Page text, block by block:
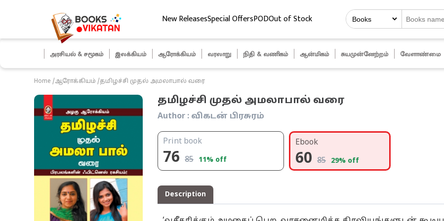
New ReleasesSpecial OffersPODOut of Stock
அரசியல் & சமூகம் இலக்கியம் ஆரோக்கியம் வரலாறு நிதி & வணிகம் ஆன்மிகம் சுயமுன்னேற்றம் வேளாண்மை
Home /ஆரோக்கியம் /தமிழச்சி முதல் அமலாபால் வரை
தமிழச்சி முதல் அமலாபால் வரை
Author : விகடன் பிரசுரம்
Print book
76 85 11% off
Ebook
60 85 29% off
Description